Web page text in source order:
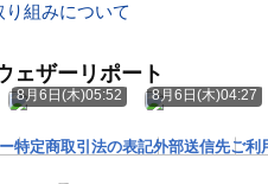
組みについて
ェザーリポート
8月6日(木)05:52 8月6日(木)04:27
特定商取引法の表記外部送信先ご利